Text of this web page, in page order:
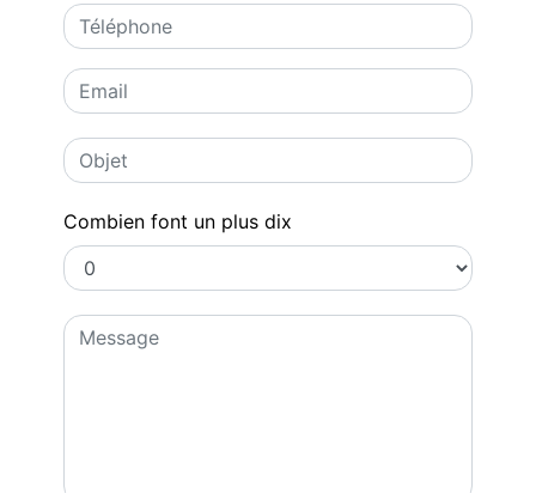
Combien font un plus dix